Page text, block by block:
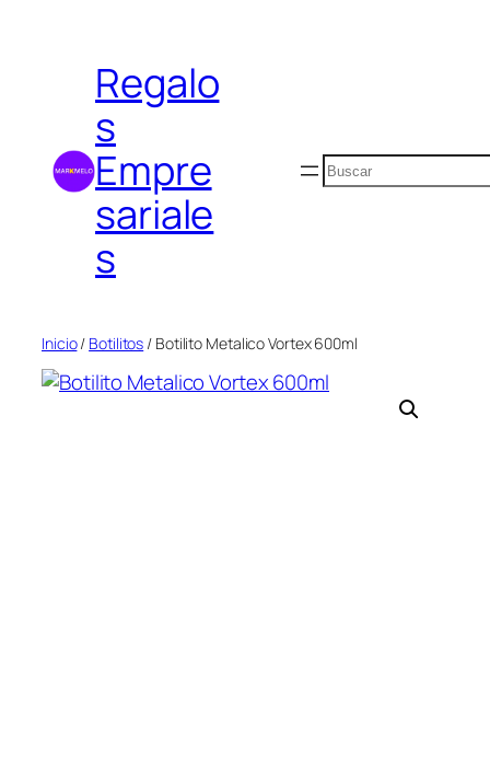
contenidoRegalo
s
Empre
sariale
s
Buscar
Inicio/ Botilitos / Botilito Metalico Vortex 600ml